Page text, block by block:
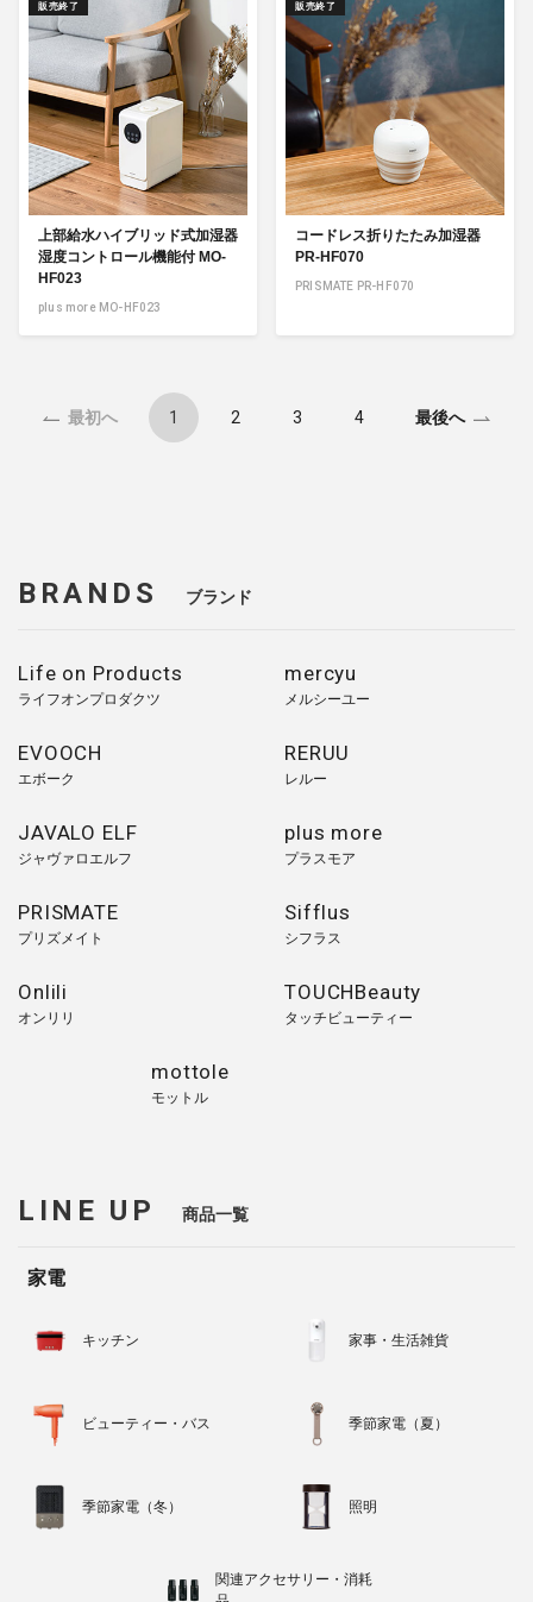
上部給水ハイブリッド式加湿器
湿度コントロール機能付 MO-
HF023
plus more MO-HF023
販売終了
コードレス折りたたみ加湿器
PR-HF070
PRISMATE PR-HF070
販売終了
最初へ 1 2 3 4 最後へ
BRANDS ブランド
Life on Products
ライフオンプロダクツ
mercyu
メルシーユー
EVOOCH
エボーク
RERUU
レルー
JAVALO ELF
ジャヴァロエルフ
plus more
プラスモア
PRISMATE
プリズメイト
Sifflus
シフラス
Onlili
オンリリ
TOUCHBeauty
タッチビューティー
mottole
モットル
LINE UP 商品一覧
家電
キッチン 家事・生活雑貨
ビューティー・バス 季節家電（夏）
季節家電（冬） 照明
関連アクセサリー・消耗